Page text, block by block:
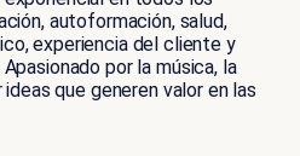
autoformación, salud,
experiencia del cliente y
por la música, la
que generen valor en las